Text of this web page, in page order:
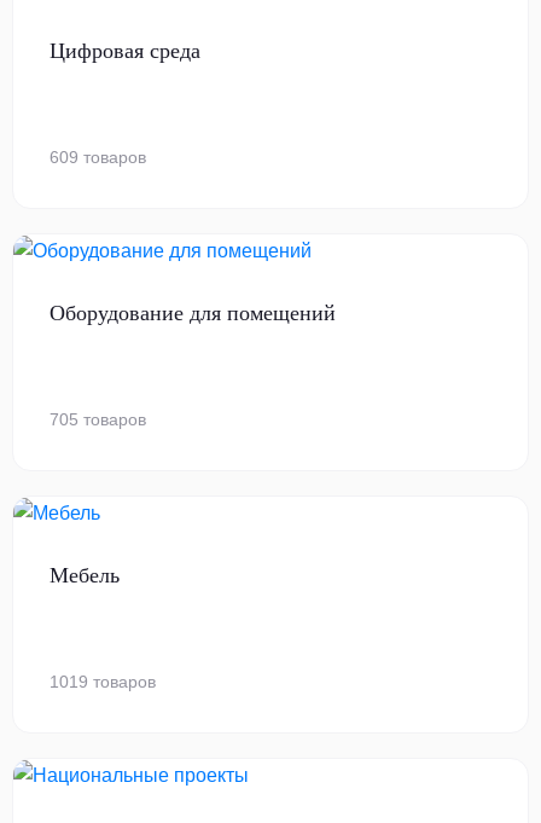
Цифровая среда
609 товаров
Оборудование для помещений
705 товаров
Мебель
1019 товаров